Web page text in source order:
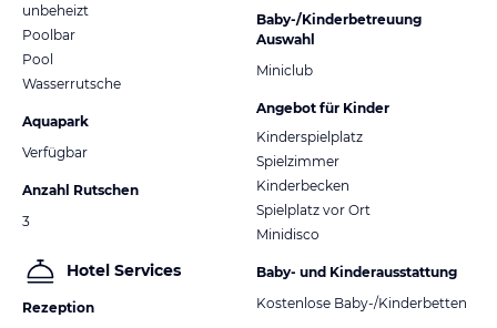
unbeheizt
Poolbar
Pool
Wasserrutsche
Aquapark
Verfügbar
Anzahl Rutschen
3
Hotel Services
Rezeption
Baby-/Kinderbetreuung
Auswahl
Miniclub
Angebot für Kinder
Kinderspielplatz
Spielzimmer
Kinderbecken
Spielplatz vor Ort
Minidisco
Baby- und Kinderausstattung
Kostenlose Baby-/Kinderbetten